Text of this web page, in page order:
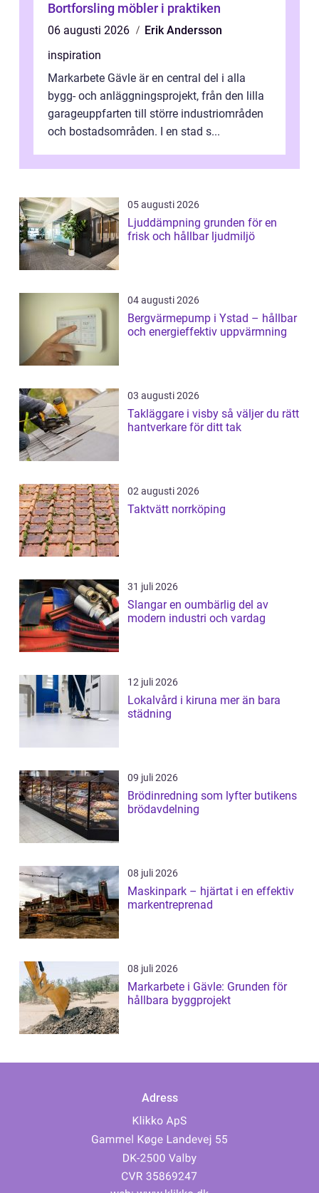
Bortforsling möbler i praktiken
06 augusti 2026
Erik Andersson
inspiration
Markarbete Gävle är en central del i alla
bygg- och anläggningsprojekt, från den lilla
garageuppfarten till större industriområden
och bostadsområden. I en stad s...
05 augusti 2026
Ljuddämpning grunden för en
frisk och hållbar ljudmiljö
04 augusti 2026
Bergvärmepump i Ystad – hållbar
och energieffektiv uppvärmning
03 augusti 2026
Takläggare i visby så väljer du rätt
hantverkare för ditt tak
02 augusti 2026
Taktvätt norrköping
31 juli 2026
Slangar en oumbärlig del av
modern industri och vardag
12 juli 2026
Lokalvård i kiruna mer än bara
städning
09 juli 2026
Brödinredning som lyfter butikens
brödavdelning
08 juli 2026
Maskinpark – hjärtat i en effektiv
markentreprenad
08 juli 2026
Markarbete i Gävle: Grunden för
hållbara byggprojekt
Adress